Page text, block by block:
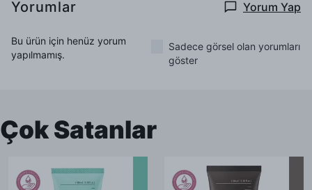
Yorumlar Yorum Yap
Bu ürün için henüz yorum
yapılmamış.
Sadece görsel olan yorumları
göster
Çok Satanlar